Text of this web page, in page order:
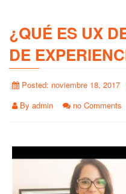
¿QUÉ ES UX
DE
Posted: noviembre 18, 2017
By admin no Comments